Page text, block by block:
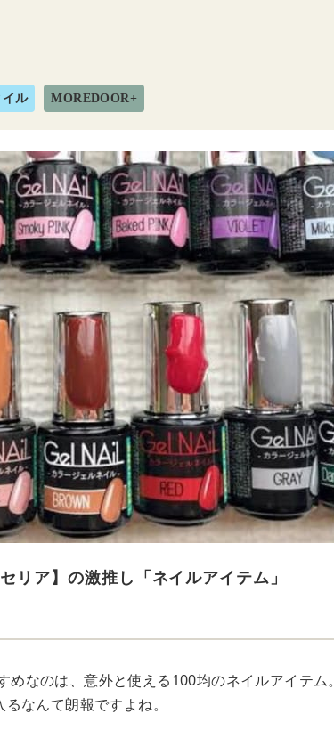
イル MOREDOOR+
リア】の激推し「ネイルアイテム」
なのは、意外と使える100均のネイルアイテム。
なんて朗報ですよね。